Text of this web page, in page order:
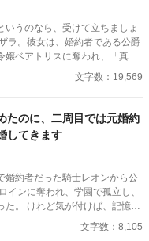
うのなら、受けて立ちましょ
嬢ベアトリスに奪われ、「真実
由で一方的に婚約破棄を突き
味で退屈な女と公然と蔑ま
棄を断固として拒否。たった一
彼女が助力を求めたのは、社
る辺境伯アレクシス。彼は、
な知性を見抜き、彼女の非公
、さらに悪質な濡れ衣だった―
文字数：19,569
たのに、二周目では元婚約
してきます
婚約者だった騎士レオンから公
記憶を
う彼を
度こそ自分の幸せを見つける。
文字数：8,105